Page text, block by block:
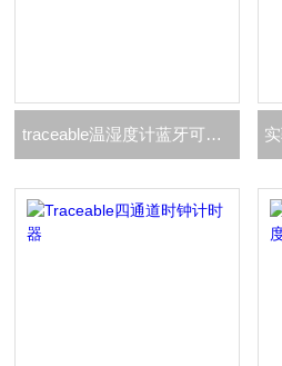
traceable温湿度计蓝牙可支持数据记录器